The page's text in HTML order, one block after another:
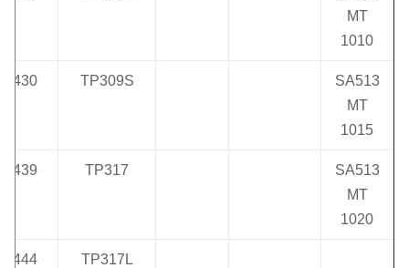
1010
SA513
1015
TP309S
TP430
SA513
1020
TP317
TP439
TP317L
TP444